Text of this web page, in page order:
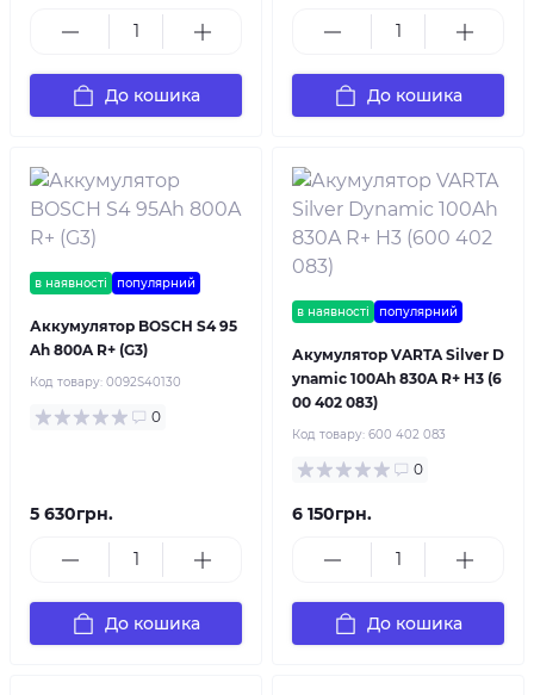
До кошика До кошика
в наявності популярний
Аккумулятор BOSCH S4 95
Ah 800A R+ (G3)
Код товару: 0092S40130
0
5 630грн.
До кошика
в наявності популярний
Акумулятор VARTA Silver D
ynamic 100Ah 830A R+ H3 (6
00 402 083)
Код товару: 600 402 083
0
6 150грн.
До кошика